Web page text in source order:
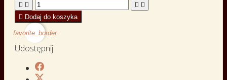
   
 Dodaj do koszyka
favorite_border
Udostępnij